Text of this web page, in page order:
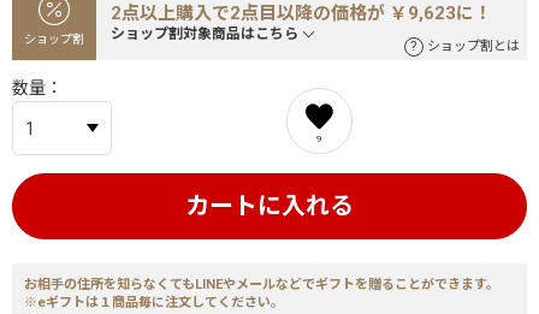
ショップ割
2点以上購入で2点目以降の価格が ￥9,623に！
ショップ割対象商品はこちら
ショップ割とは
数量
9
カートに入れる
お相手の住所を知らなくてもLINEやメールなどでギフトを贈ることができます。
※eギフトは１商品毎に注文してください。